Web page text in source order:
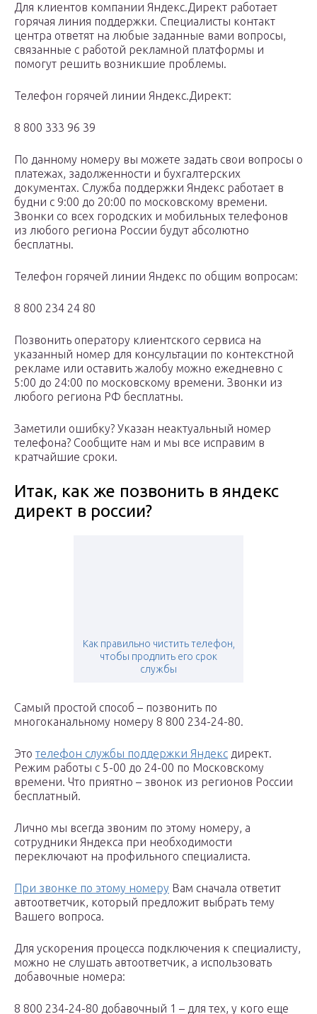
Для клиентов компании Яндекс.Директ работает
горячая линия поддержки. Специалисты контакт
центра ответят на любые заданные вами вопросы,
связанные с работой рекламной платформы и
помогут решить возникшие проблемы.
Телефон горячей линии Яндекс.Директ:
8 800 333 96 39
По данному номеру вы можете задать свои вопросы о
платежах, задолженности и бухгалтерских
документах. Служба поддержки Яндекс работает в
будни с 9:00 до 20:00 по московскому времени.
Звонки со всех городских и мобильных телефонов
из любого региона России будут абсолютно
бесплатны.
Телефон горячей линии Яндекс по общим вопросам:
8 800 234 24 80
Позвонить оператору клиентского сервиса на
указанный номер для консультации по контекстной
рекламе или оставить жалобу можно ежедневно с
5:00 до 24:00 по московскому времени. Звонки из
любого региона РФ бесплатны.
Заметили ошибку? Указан неактуальный номер
телефона? Сообщите нам и мы все исправим в
кратчайшие сроки.
Итак, как же позвонить в яндекс
директ в россии?
Как правильно чистить телефон,
чтобы продлить его срок
службы
Самый простой способ – позвонить по
многоканальному номеру 8 800 234-24-80.
Это телефон службы поддержки Яндекс директ.
Режим работы с 5-00 до 24-00 по Московскому
времени. Что приятно – звонок из регионов России
бесплатный.
Лично мы всегда звоним по этому номеру, а
сотрудники Яндекса при необходимости
переключают на профильного специалиста.
При звонке по этому номеру Вам сначала ответит
автоответчик, который предложит выбрать тему
Вашего вопроса.
Для ускорения процесса подключения к специалисту,
можно не слушать автоответчик, а использовать
добавочные номера:
8 800 234-24-80 добавочный 1 – для тех, у кого еще